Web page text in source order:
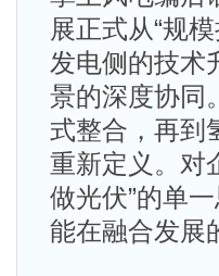
展正式从“规
发电侧的技术
景的深度协同
式整合，再
重新定义。对
做光伏”的单
能在融合发展